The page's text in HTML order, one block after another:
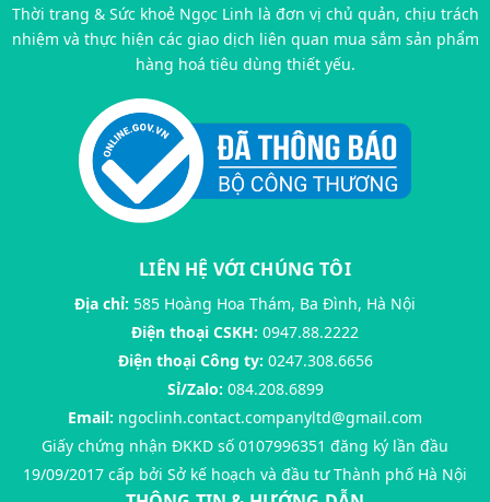
Thời trang & Sức khoẻ Ngọc Linh là đơn vị chủ quản, chịu trách
nhiệm và thực hiện các giao dịch liên quan mua sắm sản phẩm
hàng hoá tiêu dùng thiết yếu.
LIÊN HỆ VỚI CHÚNG TÔI
Địa chỉ: 585 Hoàng Hoa Thám, Ba Đình, Hà Nội
Điện thoại CSKH: 0947.88.2222
Điện thoại Công ty: 0247.308.6656
Sỉ/Zalo: 084.208.6899
Email: ngoclinh.contact.companyltd@gmail.com
Giấy chứng nhận ĐKKD số 0107996351 đăng ký lần đầu
19/09/2017 cấp bởi Sở kế hoạch và đầu tư Thành phố Hà Nội